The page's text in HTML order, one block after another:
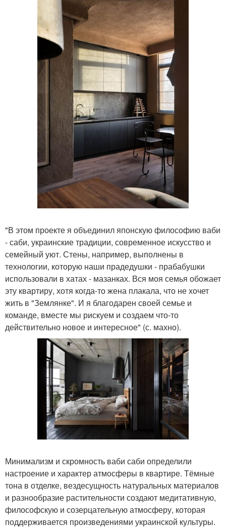
"В этом проекте я объединил японскую философию ваби
- саби, украинские традиции, современное искусство и
семейный уют. Стены, например, выполнены в
технологии, которую наши прадедушки - прабабушки
использовали в хатах - мазанках. Вся моя семья обожает
эту квартиру, хотя когда-то жена плакала, что не хочет
жить в "Землянке". И я благодарен своей семье и
команде, вместе мы рискуем и создаем что-то
действительно новое и интересное" (с. махно).
Минимализм и скромность ваби саби определили
настроение и характер атмосферы в квартире. Тёмные
тона в отделке, вездесущность натуральных материалов
и разнообразие растительности создают медитативную,
философскую и созерцательную атмосферу, которая
поддерживается произведениями украинской культуры.